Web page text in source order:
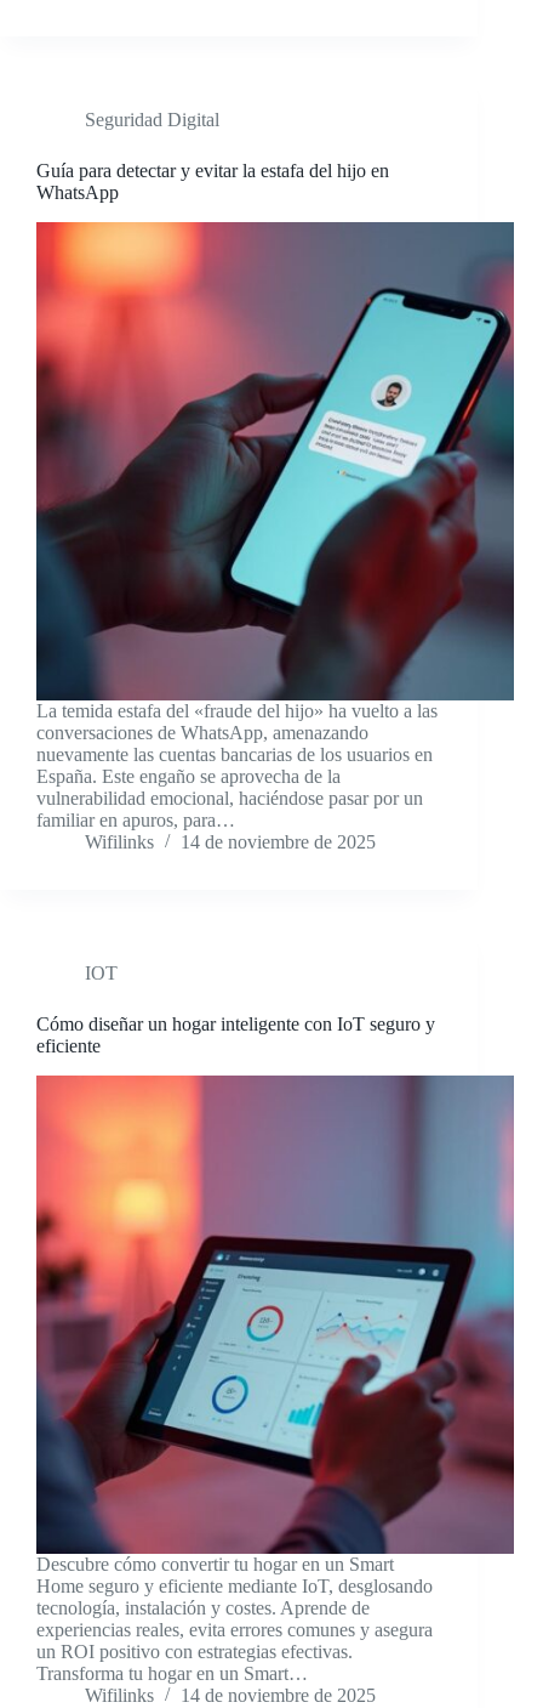
Seguridad Digital
Guía para detectar y evitar la estafa del hijo en
WhatsApp
La temida estafa del «fraude del hijo» ha vuelto a las
conversaciones de WhatsApp, amenazando
nuevamente las cuentas bancarias de los usuarios en
España. Este engaño se aprovecha de la
vulnerabilidad emocional, haciéndose pasar por un
familiar en apuros, para…
Wifilinks
14 de noviembre de 2025
IOT
Cómo diseñar un hogar inteligente con IoT seguro y
eficiente
Descubre cómo convertir tu hogar en un Smart
Home seguro y eficiente mediante IoT, desglosando
tecnología, instalación y costes. Aprende de
experiencias reales, evita errores comunes y asegura
un ROI positivo con estrategias efectivas.
Transforma tu hogar en un Smart…
Wifilinks
14 de noviembre de 2025